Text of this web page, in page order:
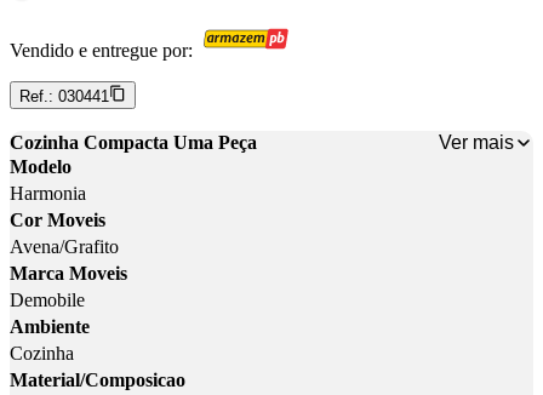
Vendido e entregue por:
Ref.: 030441
Cozinha Compacta Uma Peça
Ver mais
Modelo
Harmonia
Cor Moveis
Avena/Grafito
Marca Moveis
Demobile
Ambiente
Cozinha
Material/Composicao